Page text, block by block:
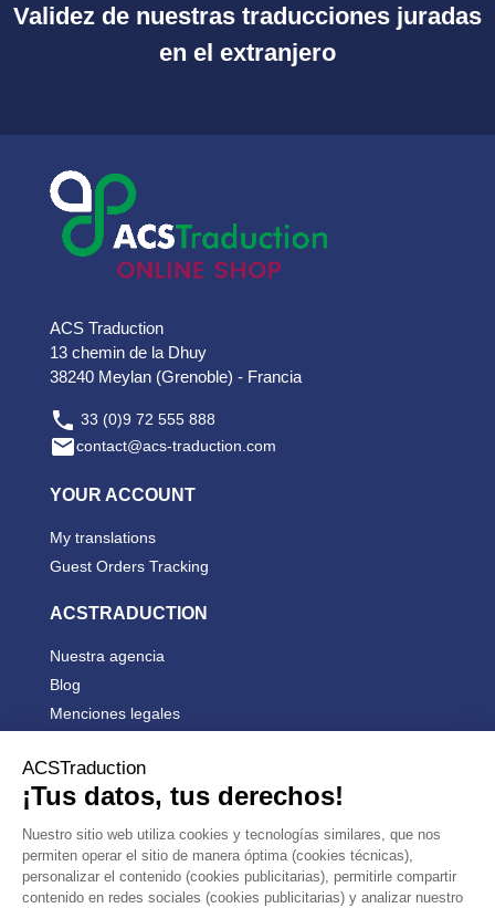
Validez de nuestras traducciones juradas
en el extranjero
ACS Traduction
13 chemin de la Dhuy
38240 Meylan (Grenoble) - Francia
 33 (0)9 72 555 888
contact@acs-traduction.com
YOUR ACCOUNT
My translations
Guest Orders Tracking
ACSTRADUCTION
Nuestra agencia
Blog
Menciones legales
PRODUCTS
OUR COMPANY  